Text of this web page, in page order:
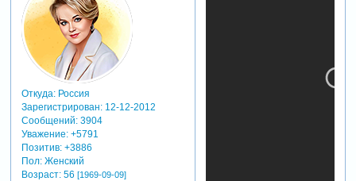
Откуда:Россия
Зарегистрирован: 12-12-2012
Сообщений:3904
Уважение: +5791
Позитив: +3886
Пол:Женский
Возраст:56 [1969-09-09]